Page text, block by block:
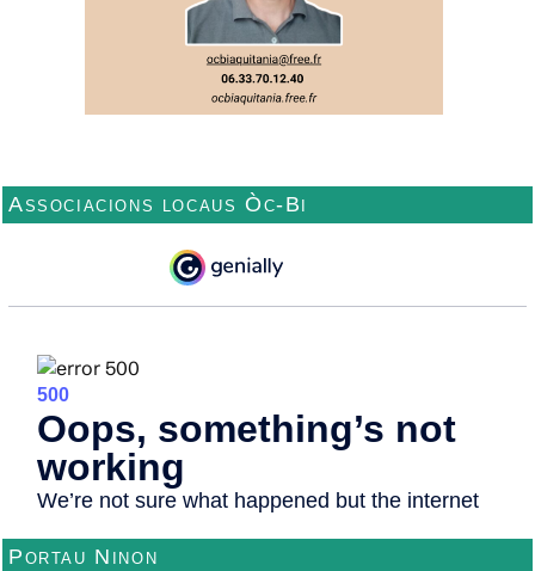
Associacions locaus Òc-Bi
Portau Ninon